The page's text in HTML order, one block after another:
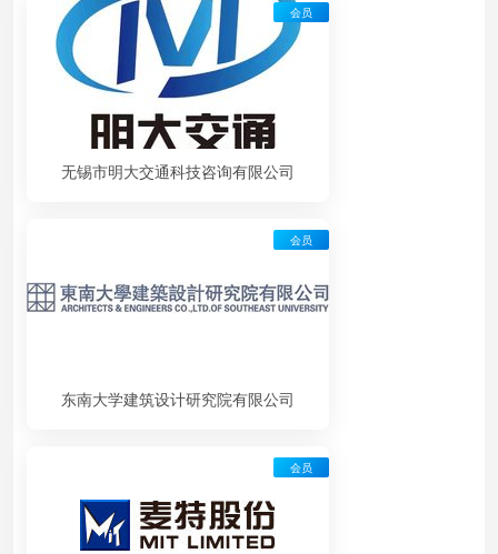
无锡市明大交通科技咨询有限公司
会员
东南大学建筑设计研究院有限公司
会员
会员